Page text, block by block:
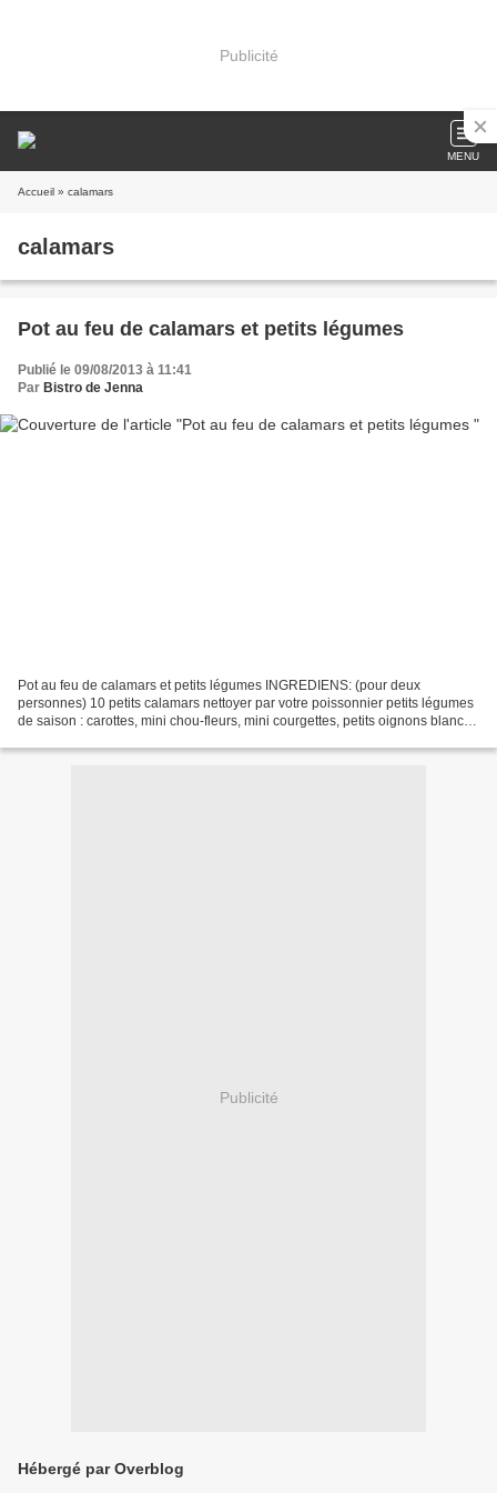
Publicité
MENU
Accueil » calamars
calamars
Pot au feu de calamars et petits légumes
Publié le 09/08/2013 à 11:41
Par Bistro de Jenna
Pot au feu de calamars et petits légumes INGREDIENS: (pour deux
personnes) 10 petits calamars nettoyer par votre poissonnier petits légumes
de saison : carottes, mini chou-fleurs, mini courgettes, petits oignons blancs
Publicité
Hébergé par Overblog